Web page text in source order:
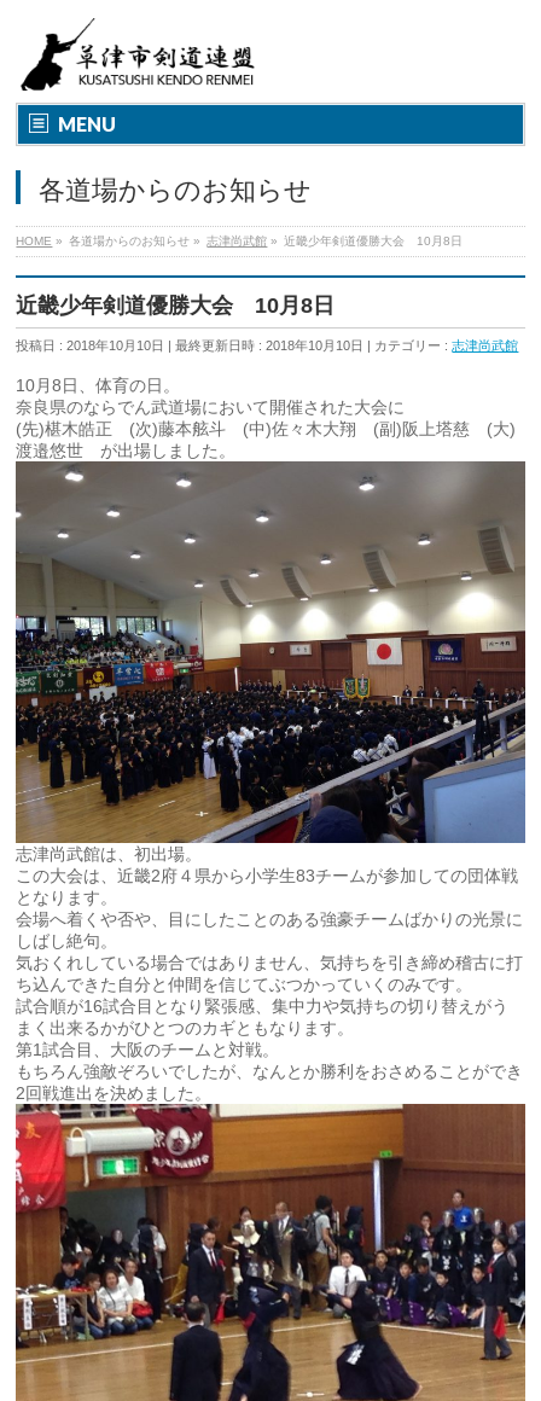
MENU
各道場からのお知らせ
HOME » 各道場からのお知らせ » 志津尚武館 » 近畿少年剣道優勝大会 10月8日
近畿少年剣道優勝大会 10月8日
投稿日 : 2018年10月10日 最終更新日時 : 2018年10月10日 カテゴリー :志津尚武館
10月8日、体育の日。
奈良県のならでん武道場において開催された大会に
(先)椹木皓正 (次)藤本舷斗 (中)佐々木大翔 (副)阪上塔慈 (大)
渡邉悠世 が出場しました。
志津尚武館は、初出場。
この大会は、近畿2府４県から小学生83チームが参加しての団体戦
となります。
会場へ着くや否や、目にしたことのある強豪チームばかりの光景に
しばし絶句。
気おくれしている場合ではありません、気持ちを引き締め稽古に打
ち込んできた自分と仲間を信じてぶつかっていくのみです。
試合順が16試合目となり緊張感、集中力や気持ちの切り替えがう
まく出来るかがひとつのカギともなります。
第1試合目、大阪のチームと対戦。
もちろん強敵ぞろいでしたが、なんとか勝利をおさめることができ
2回戦進出を決めました。